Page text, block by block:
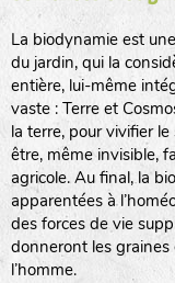
La biodynamie est
du jardin, qui la
entière, lui-même
vaste : Terre et
la terre, pour vivifier
être, même invisible,
agricole. Au final, la
apparentées à
des forces de vie
donneront les
l’homme.
LA RÉFÉRENCE :F
F : Fleurs.
Les autres catégories